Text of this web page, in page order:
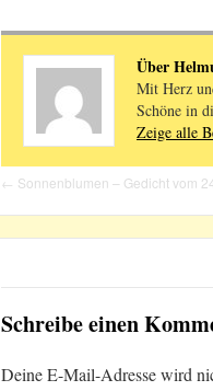
Über
Mit Herz
Schöne in
Zeige alle
← Sonnenblumen – Gedicht vom
Schreibe einen
Deine E-Mail-Adresse wird